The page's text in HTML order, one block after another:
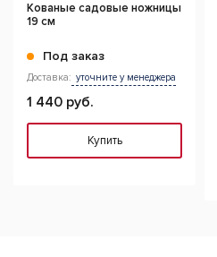
Кованые садовые ножницы
19 см
Под заказ
Доставка: уточните у менеджера
1 440 руб.
Купить